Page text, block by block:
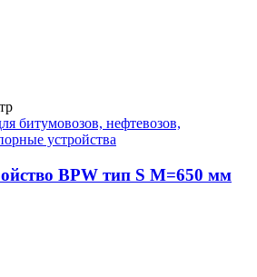
битумовозов, нефтевозов,
устройства
BPW тип S М=650 мм